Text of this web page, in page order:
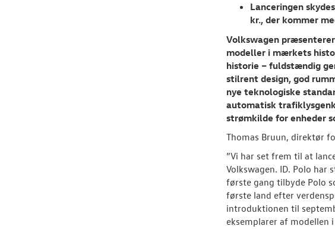
Lanceringen
kr., der kommer
Volkswagen
modeller i mærkets
historie – fuldstændig
stilrent design, god
nye teknologiske
automatisk
strømkilde for enheder
Thomas Bruun, direktør
”Vi har set frem til at
Volkswagen. ID. Polo
første gang tilbyde Polo
første land efter
introduktionen til
eksemplarer af modellen